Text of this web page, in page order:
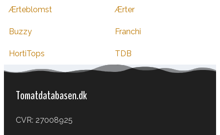
Ærteblomst Ærter
Buzzy Franchi
HortiTops TDB
Tomatdatabasen.dk
CVR: 27008925